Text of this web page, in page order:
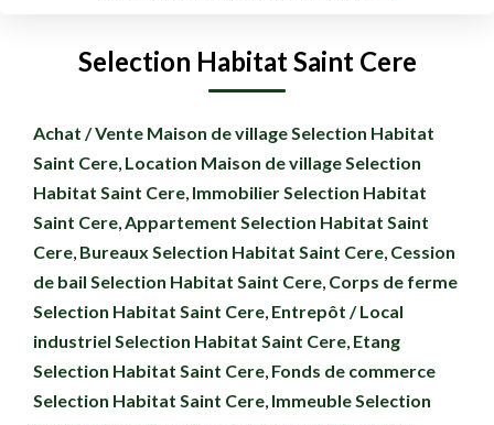
DÉPOSEZ VOTRE RECHERCHE
NOUS REJOINDRE
CONTACT
EN
Plus de critères
Créer une
Selection Habitat Saint Cere
Achat / Vente Maison de village Selection Habitat
Saint Cere Location Maison de village Selection
Habitat Saint Cere Immobilier Selection Habitat
Saint Cere Appartement Selection Habitat Saint
Cere Bureaux Selection Habitat Saint Cere Cession
de bail Selection Habitat Saint Cere Corps de ferme
Selection Habitat Saint Cere Entrepôt / Local
industriel Selection Habitat Saint Cere Etang
Selection Habitat Saint Cere Fonds de commerce
Selection Habitat Saint Cere Immeuble Selection